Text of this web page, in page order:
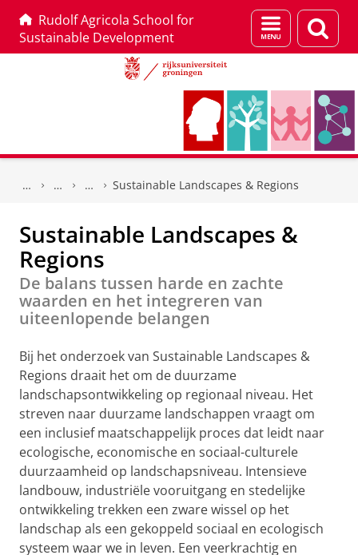
Rudolf Agricola School for
Sustainable Development
Menu
en
Sustainable Landscapes & Regions
Sustainable Landscapes &
Regions
De balans tussen harde en zachte
waarden en het integreren van
uiteenlopende belangen
Bij het onderzoek van Sustainable Landscapes &
Regions draait het om de duurzame
landschapsontwikkeling op regionaal niveau. Het
streven naar duurzame landschappen vraagt om
een inclusief maatschappelijk proces dat leidt naar
ecologische, economische en sociaal-culturele
duurzaamheid op landschapsniveau. Intensieve
landbouw, industriële vooruitgang en stedelijke
ontwikkeling trekken een zware wissel op het
landschap als een gekoppeld sociaal en ecologisch
systeem waar we in leven. Een veerkrachtig en